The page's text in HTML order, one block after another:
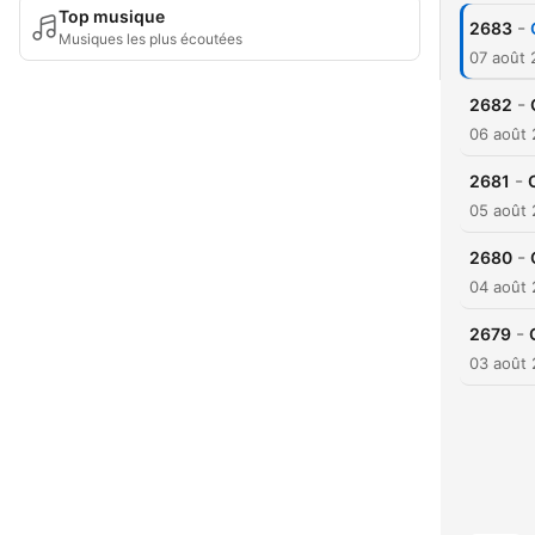
Top musique
Musiques les plus écoutées
2683 -
07 août
2682 -
06 août
2681 -
05 août
2680 -
04 août
2679 -
03 août